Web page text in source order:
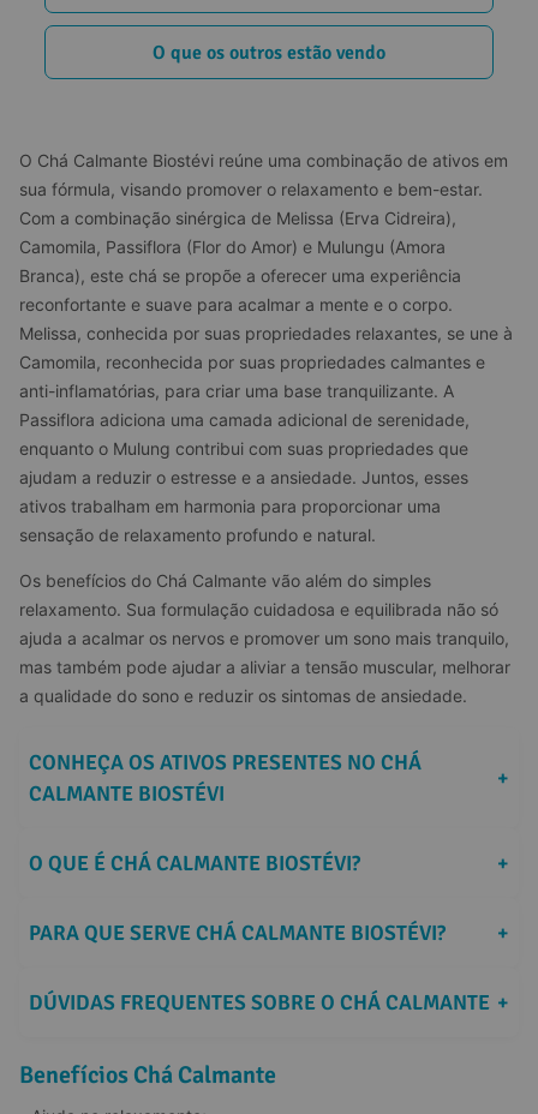
O que os outros estão vendo
O Chá Calmante Biostévi reúne uma combinação de ativos em
sua fórmula, visando promover o relaxamento e bem-estar.
Com a combinação sinérgica de Melissa (Erva Cidreira),
Camomila, Passiflora (Flor do Amor) e Mulungu (Amora
Branca), este chá se propõe a oferecer uma experiência
reconfortante e suave para acalmar a mente e o corpo.
Melissa, conhecida por suas propriedades relaxantes, se une à
Camomila, reconhecida por suas propriedades calmantes e
anti-inflamatórias, para criar uma base tranquilizante. A
Passiflora adiciona uma camada adicional de serenidade,
enquanto o Mulung contribui com suas propriedades que
ajudam a reduzir o estresse e a ansiedade. Juntos, esses
ativos trabalham em harmonia para proporcionar uma
sensação de relaxamento profundo e natural.
Os benefícios do Chá Calmante vão além do simples
relaxamento. Sua formulação cuidadosa e equilibrada não só
ajuda a acalmar os nervos e promover um sono mais tranquilo,
mas também pode ajudar a aliviar a tensão muscular, melhorar
a qualidade do sono e reduzir os sintomas de ansiedade.
CONHEÇA OS ATIVOS PRESENTES NO CHÁ
CALMANTE BIOSTÉVI
+
O QUE É CHÁ CALMANTE BIOSTÉVI? +
PARA QUE SERVE CHÁ CALMANTE BIOSTÉVI? +
DÚVIDAS FREQUENTES SOBRE O CHÁ CALMANTE +
Benefícios Chá Calmante